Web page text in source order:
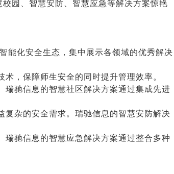
园、智慧安防、智慧应急等解决方案惊艳
能化安全生态，集中展示各领域的优秀解决
，保障师生安全的同时提升管理效率。
瑞驰信息的智慧社区解决方案通过集成先进
复杂的安全需求。瑞驰信息的智慧安防解决
驰信息的智慧应急解决方案通过整合多种